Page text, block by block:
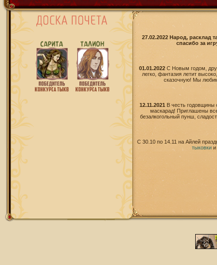
27.02.2022 Народ, расклад
спасибо за
01.01.2022 С Новым годом,
легко, фантазия летит
сказочную! Мы
12.11.2021
В честь годовщины
маскарад! Приглашены
безалкогольный пунш,
С 30.10 по 14.11 на Айлей
тыковкии